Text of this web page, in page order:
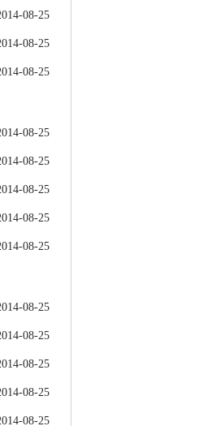
08-25
08-25
08-25
08-25
08-25
08-25
08-25
08-25
08-25
08-25
08-25
08-25
08-25